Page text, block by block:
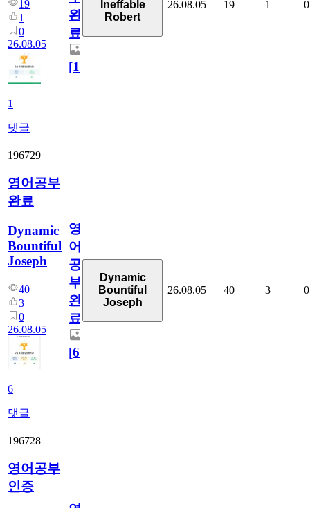
19
1
0
26.08.05
1
댓글
완
료
[1]
Ineffable
Robert
26.08.05 19 1 0
196729
영어공부
완료
Dynamic
Bountiful
Joseph
40
3
0
26.08.05
6
댓글
영
어
공
부
완
료
[6]
Dynamic
Bountiful
Joseph
26.08.05 40 3 0
196728
영어공부
인증